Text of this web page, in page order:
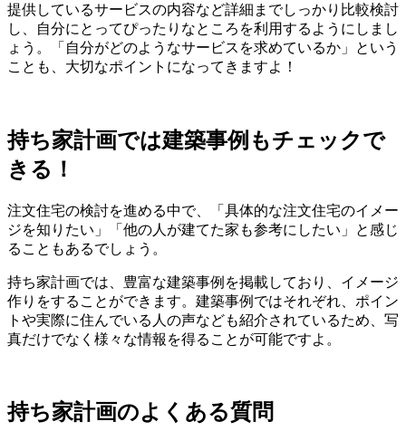
提供しているサービスの内容など詳細までしっかり比較検討
し、自分にとってぴったりなところを利用するようにしまし
ょう。「自分がどのようなサービスを求めているか」という
ことも、大切なポイントになってきますよ！
持ち家計画では建築事例もチェックで
きる！
注文住宅の検討を進める中で、「具体的な注文住宅のイメー
ジを知りたい」「他の人が建てた家も参考にしたい」と感じ
ることもあるでしょう。
持ち家計画では、豊富な建築事例を掲載しており、イメージ
作りをすることができます。建築事例ではそれぞれ、ポイン
トや実際に住んでいる人の声なども紹介されているため、写
真だけでなく様々な情報を得ることが可能ですよ。
持ち家計画のよくある質問